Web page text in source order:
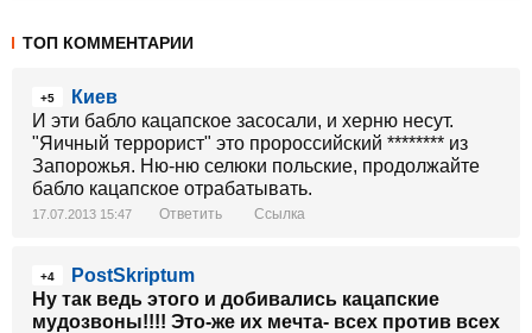
ТОП КОММЕНТАРИИ
+5
Киев
И эти бабло кацапское засосали, и херню несут.
"Яичный террорист" это пророссийский ******** из
Запорожья. Ню-ню селюки польские, продолжайте
бабло кацапское отрабатывать.
17.07.2013 15:47 Ответить Ссылка
+4
PostSkriptum
Ну так ведь этого и добивались кацапские
мудозвоны!!!! Это-же их мечта- всех против всех